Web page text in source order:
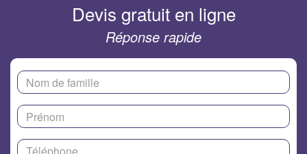
Devis gratuit en ligne
Réponse rapide